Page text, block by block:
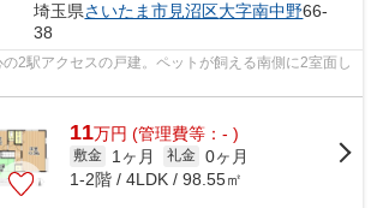
埼玉県さいたま市見沼区大字南中野66-
38
2駅アクセスの戸建。ペットが飼える南側に2室面し
11万円 (管理費等：- )
敷金 1ヶ月 礼金 0ヶ月
1-2階 / 4LDK / 98.55㎡